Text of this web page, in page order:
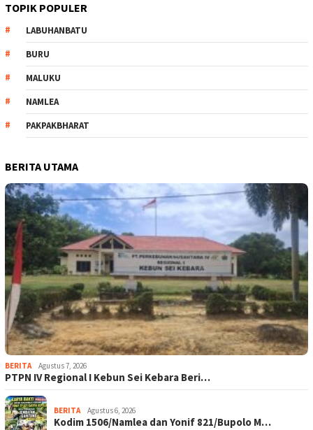
TOPIK POPULER
LABUHANBATU
BURU
MALUKU
NAMLEA
PAKPAKBHARAT
BERITA UTAMA
BERITA Agustus 7, 2026
PTPN IV Regional I Kebun Sei Kebara Beri…
BERITA Agustus 6, 2026
Kodim 1506/Namlea dan Yonif 821/Bupolo M…